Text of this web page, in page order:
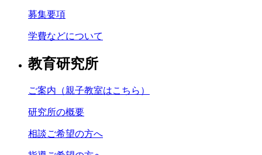
募集要項
学費などについて
教育研究所
ご案内（親子教室はこちら）
研究所の概要
相談ご希望の方へ